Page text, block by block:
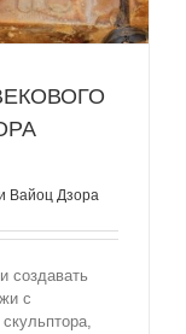
Вайоц Дзора
создавать
с